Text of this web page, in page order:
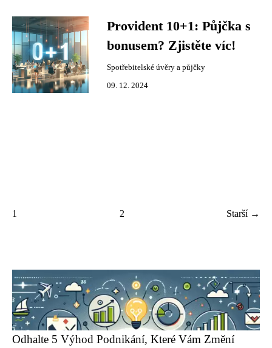
Provident 10+1: Půjčka s
bonusem? Zjistěte víc!
Spotřebitelské úvěry a půjčky
09. 12. 2024
1 2 Starší →
Odhalte 5 Výhod Podnikání, Které Vám Změní